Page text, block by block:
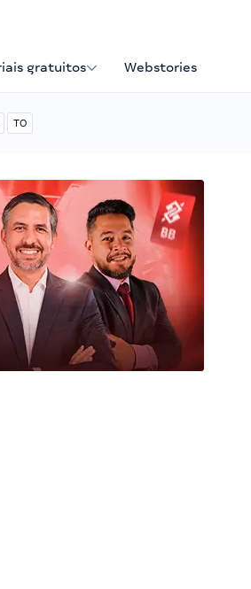
gratuitos Webstories
TO